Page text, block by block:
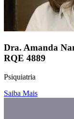
Dra. Amanda
RQE 4889
Psiquiatria
Saiba Mais